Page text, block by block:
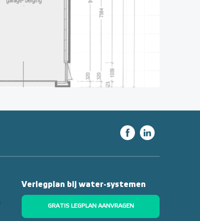
Verlegplan bij water-systemen
GRATIS LEGPLAN AANVRAGEN